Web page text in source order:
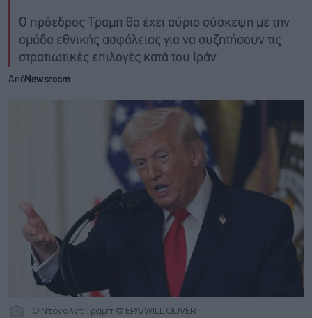
Ο πρόεδρος Τραμπ θα έχει αύριο σύσκεψη με την
ομάδα εθνικής ασφάλειας για να συζητήσουν τις
στρατιωτικές επιλογές κατά του Ιράν
ΑπόNewsroom
Ο Ντόναλντ Τραμπ © EPA/WILL OLIVER